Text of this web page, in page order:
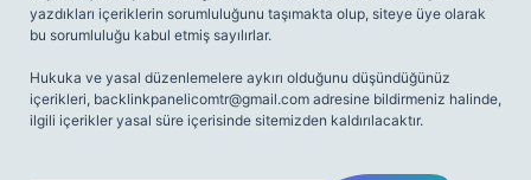
yazdıkları içeriklerin sorumluluğunu taşımakta olup, siteye üye olarak
bu sorumluluğu kabul etmiş sayılırlar.
Hukuka ve yasal düzenlemelere aykırı olduğunu düşündüğünüz
içerikleri, backlinkpanelicomtr@gmail.com adresine bildirmeniz halinde,
ilgili içerikler yasal süre içerisinde sitemizden kaldırılacaktır.